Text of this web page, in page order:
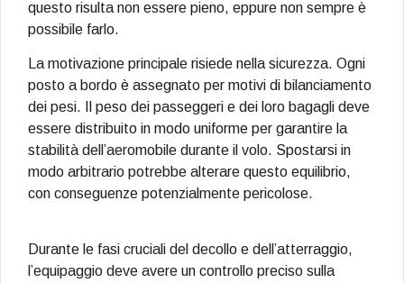
questo risulta non essere pieno, eppure non sempre è
possibile farlo.
La motivazione principale risiede nella sicurezza. Ogni
posto a bordo è assegnato per motivi di bilanciamento
dei pesi. Il peso dei passeggeri e dei loro bagagli deve
essere distribuito in modo uniforme per garantire la
stabilità dell’aeromobile durante il volo. Spostarsi in
modo arbitrario potrebbe alterare questo equilibrio,
con conseguenze potenzialmente pericolose.
Durante le fasi cruciali del decollo e dell’atterraggio,
l’equipaggio deve avere un controllo preciso sulla